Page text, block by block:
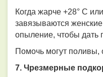
Когда жарче +28° С
завязываются
опыление, чтобы дать
Помочь могут поливы,
7. Чрезмерные